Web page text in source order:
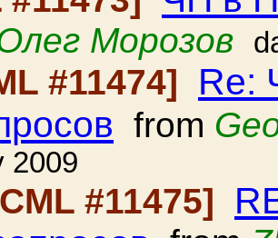
Морозов
#11474]
Re:
from
2009
#11475]